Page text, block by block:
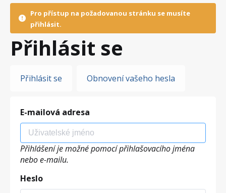
Pro přístup na požadovanou stránku se musíte
přihlásit.
Přihlásit se
Hlavní
Přihlásit se Obnovení vašeho hesla
E-mailová adresa
Přihlášení je možné pomocí přihlašovacího jména
nebo e-mailu.
Heslo